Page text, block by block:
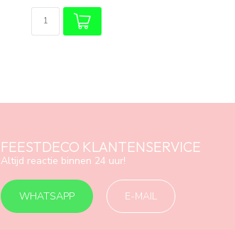
FEESTDECO KLANTENSERVICE
Altijd reactie binnen 24 uur!
WHATSAPP E-MAIL